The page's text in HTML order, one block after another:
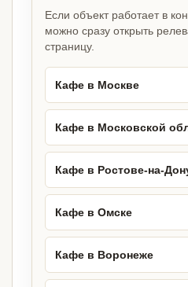
Если объект работает в
можно сразу открыть
страницу.
Кафе в Москве
Кафе в Московской
Кафе в Ростове-на-
Кафе в Омске
Кафе в Воронеже